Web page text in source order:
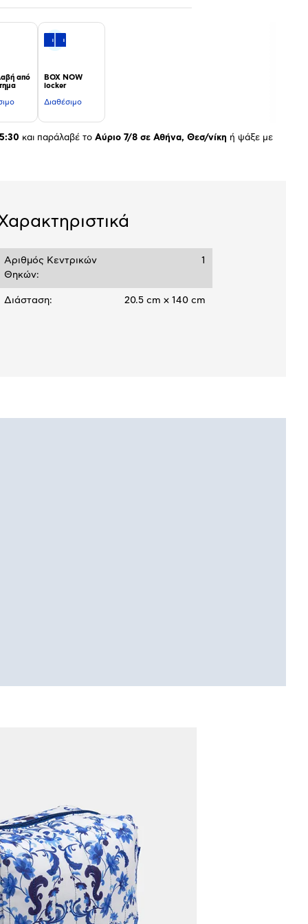
από
BOX NOW
locker
Διαθέσιμο
και παράλαβέ το Αύριο 7/8 σε Αθήνα, Θεσ/νίκη ή ψάξε με
Αριθμός Κεντρικών
Θηκών:
1
Διάσταση: 20.5 cm x 140 cm